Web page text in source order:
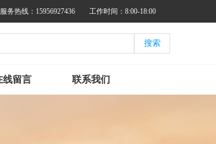
服务热线：15956927436 工作时间：8:00-18:00
线留言 联系我们